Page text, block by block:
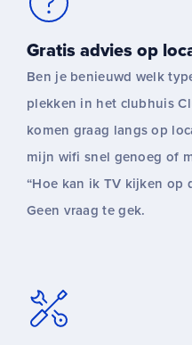
Gratis advies op
Ben je benieuwd welk
plekken in het clubhuis
komen graag langs op
mijn wifi snel genoeg of
“Hoe kan ik TV kijken op
Geen vraag te gek.